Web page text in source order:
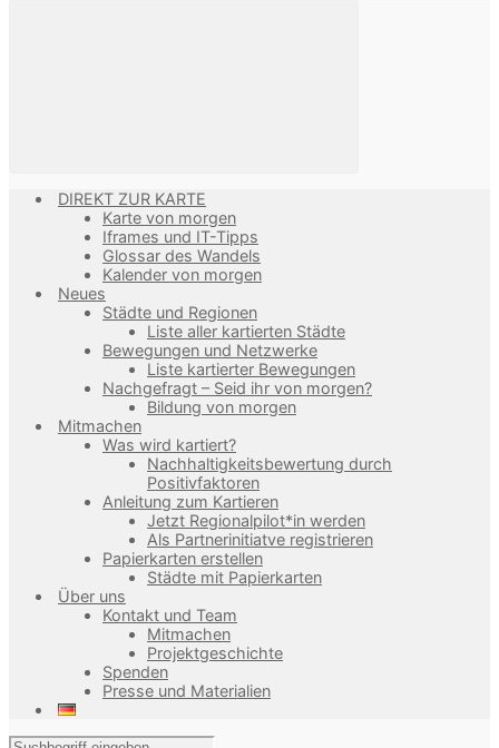
DIREKT ZUR KARTE
Karte von morgen
Iframes und IT-Tipps
Glossar des Wandels
Kalender von morgen
Neues
Städte und Regionen
Liste aller kartierten Städte
Bewegungen und Netzwerke
Liste kartierter Bewegungen
Nachgefragt – Seid ihr von morgen?
Bildung von morgen
Mitmachen
Was wird kartiert?
Nachhaltigkeitsbewertung durch
Positivfaktoren
Anleitung zum Kartieren
Jetzt Regionalpilot*in werden
Als Partnerinitiatve registrieren
Papierkarten erstellen
Städte mit Papierkarten
Über uns
Kontakt und Team
Mitmachen
Projektgeschichte
Spenden
Presse und Materialien